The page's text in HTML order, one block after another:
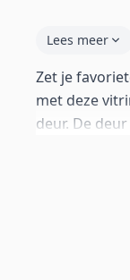
Lees meer
Zet je
met deze
deur. De